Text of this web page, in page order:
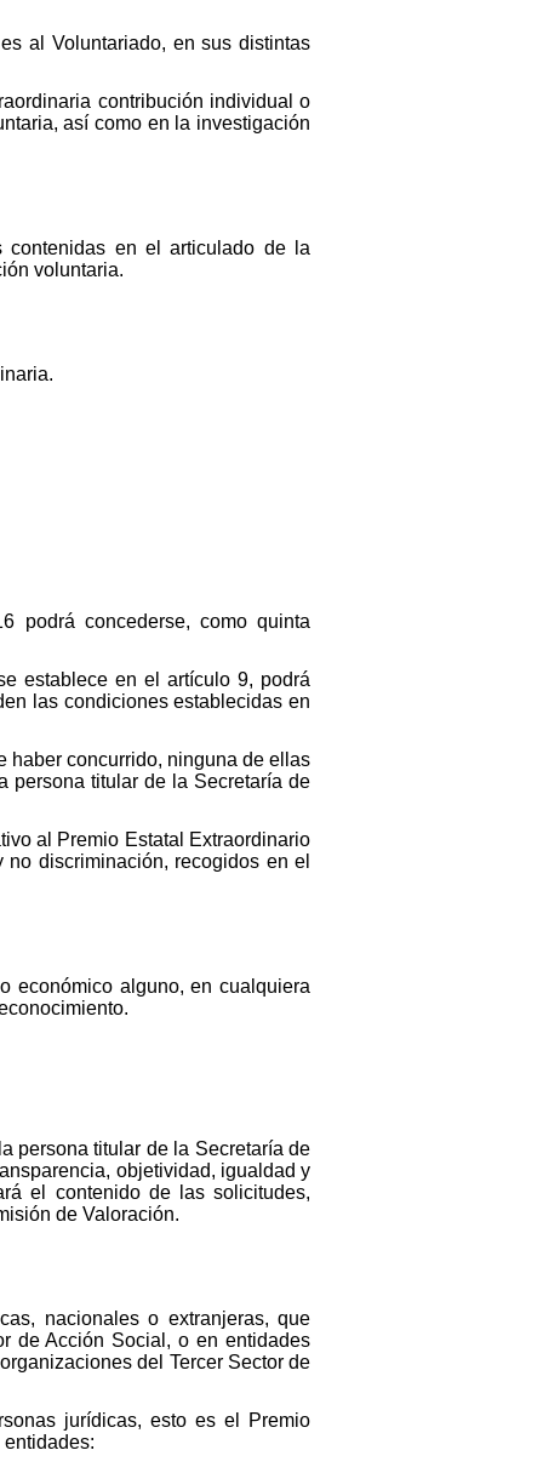
al Voluntariado, en sus distintas
contribución individual o
así como en la investigación
contenidas en el articulado de la
voluntaria.
podrá concederse, como quinta
establece en el artículo 9, podrá
las condiciones establecidas en
concurrido, ninguna de ellas
persona titular de la Secretaría de
al Premio Estatal Extraordinario
discriminación, recogidos en el
económico alguno, en cualquiera
persona titular de la Secretaría de
objetividad, igualdad y
el contenido de las solicitudes,
de Valoración.
nacionales o extranjeras, que
de Acción Social, o en entidades
del Tercer Sector de
jurídicas, esto es el Premio